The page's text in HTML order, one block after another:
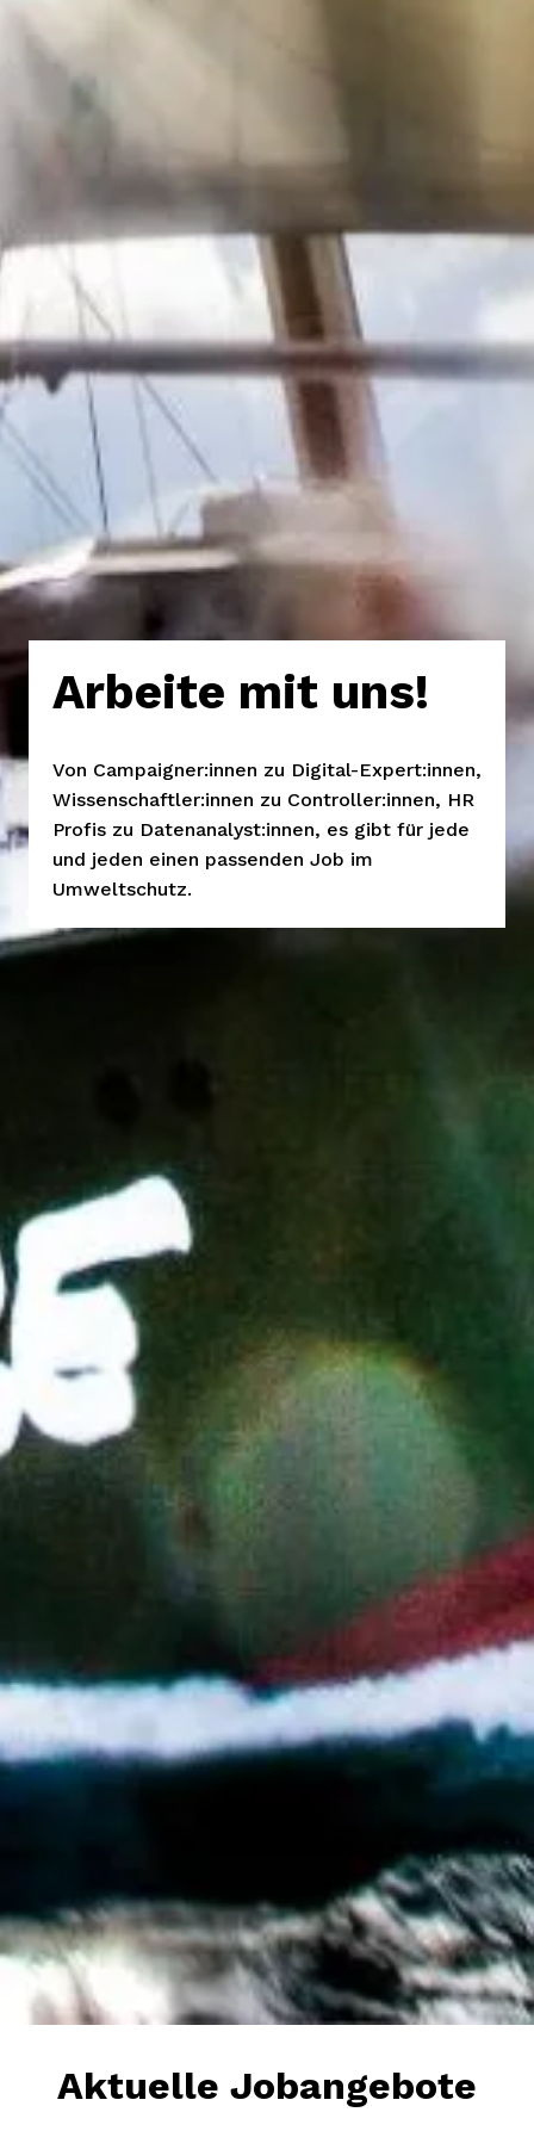
Arbeite mit uns!
Von Campaigner:innen zu Digital-Expert:innen,
Wissenschaftler:innen zu Controller:innen, HR
Profis zu Datenanalyst:innen, es gibt für jede
und jeden einen passenden Job im
Umweltschutz.
Aktuelle Jobangebote